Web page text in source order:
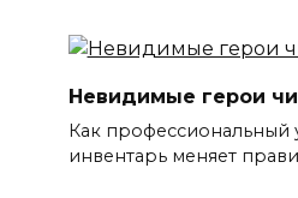
Невидимые герои
Как профессиональный
инвентарь меняет